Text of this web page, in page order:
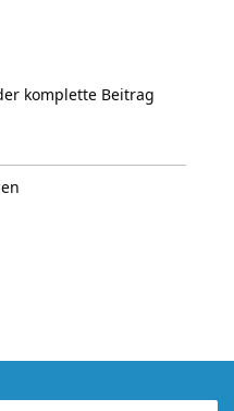
komplette Beitrag